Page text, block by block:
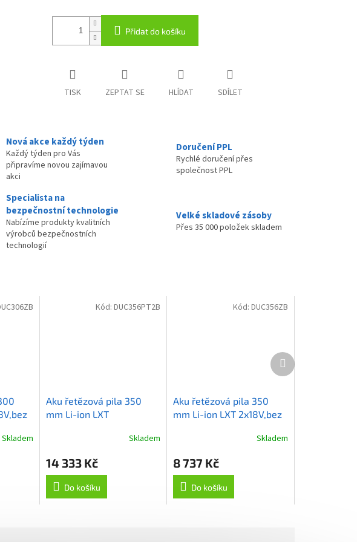
Přidat do košíku
TISK ZEPTAT SE HLÍDAT SDÍLET
Nová akce každý týden
Každý týden pro Vás
připravíme novou zajímavou
akci
Doručení PPL
Rychlé doručení přes
společnost PPL
Specialista na
bezpečnostní technologie
Nabízíme produkty kvalitních
výrobců bezpečnostních
technologií
Velké skladové zásoby
Přes 35 000 položek skladem
Skladem
Aku řetězová pila 350
mm Li-ion LXT
Skladem
14 333 Kč
Do košíku
Kód:DUC356PT2B
Aku řetězová pila 350
mm Li-ion LXT 2x18V,bez
Skladem
8 737 Kč
Do košíku
Kód: DUC356ZB
Další
produkt